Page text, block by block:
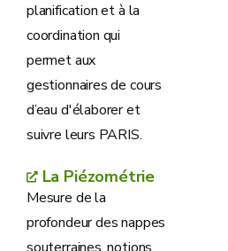
planification et à la
coordination qui
permet aux
gestionnaires de cours
d’eau d'élaborer et
suivre leurs PARIS.
La Piézométrie
Mesure de la
profondeur des nappes